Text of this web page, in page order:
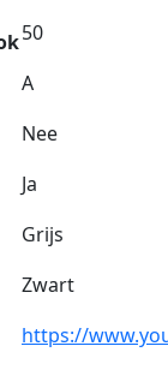
50
A
Nee
Ja
Grijs
Zwart
https://